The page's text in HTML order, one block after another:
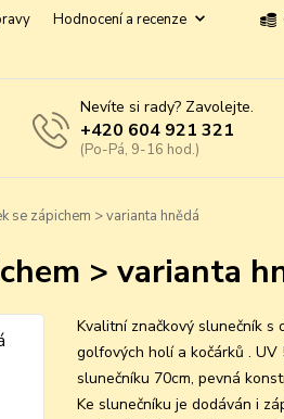
Hodnocení a recenze
Nevíte si rady? Zavolejte.
+420 604 921 321
(Po-Pá, 9-16 hod.)
se zápichem > varianta hnědá
> varianta
Kvalitní značkový slunečník s
golfových holí a kočárků .
slunečníku 70cm, pevná
Ke slunečníku je dodáván i